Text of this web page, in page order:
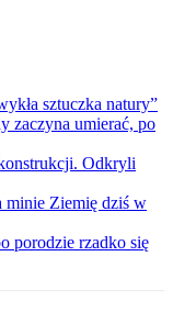
sztuczka natury”
zaczyna umierać, po
Odkryli
minie Ziemię dziś w
porodzie rzadko się